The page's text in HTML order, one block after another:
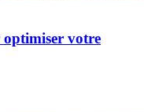
optimiser votre